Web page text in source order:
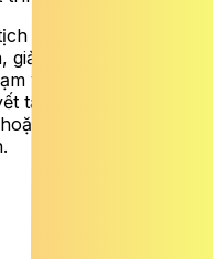
Ủy ban nhân dân
cụ thể đối với
vi quản lý. Đặc biệt,
tật hoặc thuộc diện
giảm giá vé theo